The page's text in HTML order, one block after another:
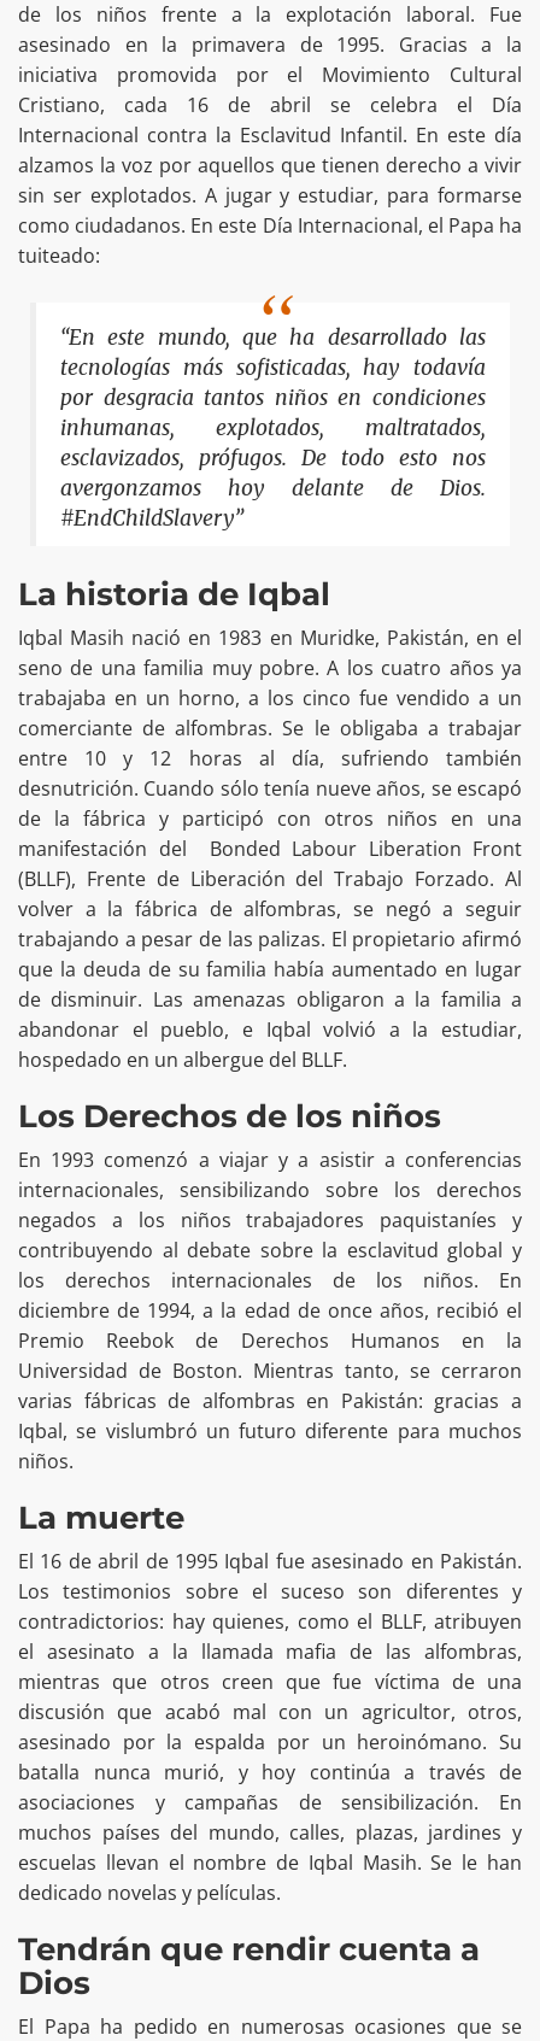
de los niños frente a la explotación laboral. Fue
asesinado en la primavera de 1995. Gracias a la
iniciativa promovida por el Movimiento Cultural
Cristiano, cada 16 de abril se celebra el Día
Internacional contra la Esclavitud Infantil. En este día
alzamos la voz por aquellos que tienen derecho a vivir
sin ser explotados. A jugar y estudiar, para formarse
como ciudadanos. En este Día Internacional, el Papa ha
tuiteado:
“En este mundo, que ha desarrollado las
tecnologías más sofisticadas, hay todavía
por desgracia tantos niños en condiciones
inhumanas, explotados, maltratados,
esclavizados, prófugos. De todo esto nos
avergonzamos hoy delante de Dios.
#EndChildSlavery”
La historia de Iqbal
Iqbal Masih nació en 1983 en Muridke, Pakistán, en el
seno de una familia muy pobre. A los cuatro años ya
trabajaba en un horno, a los cinco fue vendido a un
comerciante de alfombras. Se le obligaba a trabajar
entre 10 y 12 horas al día, sufriendo también
desnutrición. Cuando sólo tenía nueve años, se escapó
de la fábrica y participó con otros niños en una
manifestación del Bonded Labour Liberation Front
(BLLF), Frente de Liberación del Trabajo Forzado. Al
volver a la fábrica de alfombras, se negó a seguir
trabajando a pesar de las palizas. El propietario afirmó
que la deuda de su familia había aumentado en lugar
de disminuir. Las amenazas obligaron a la familia a
abandonar el pueblo, e Iqbal volvió a la estudiar,
hospedado en un albergue del BLLF.
Los Derechos de los niños
En 1993 comenzó a viajar y a asistir a conferencias
internacionales, sensibilizando sobre los derechos
negados a los niños trabajadores paquistaníes y
contribuyendo al debate sobre la esclavitud global y
los derechos internacionales de los niños. En
diciembre de 1994, a la edad de once años, recibió el
Premio Reebok de Derechos Humanos en la
Universidad de Boston. Mientras tanto, se cerraron
varias fábricas de alfombras en Pakistán: gracias a
Iqbal, se vislumbró un futuro diferente para muchos
niños.
La muerte
El 16 de abril de 1995 Iqbal fue asesinado en Pakistán.
Los testimonios sobre el suceso son diferentes y
contradictorios: hay quienes, como el BLLF, atribuyen
el asesinato a la llamada mafia de las alfombras,
mientras que otros creen que fue víctima de una
discusión que acabó mal con un agricultor, otros,
asesinado por la espalda por un heroinómano. Su
batalla nunca murió, y hoy continúa a través de
asociaciones y campañas de sensibilización. En
muchos países del mundo, calles, plazas, jardines y
escuelas llevan el nombre de Iqbal Masih. Se le han
dedicado novelas y películas.
Tendrán que rendir cuenta a
Dios
El Papa ha pedido en numerosas ocasiones que se